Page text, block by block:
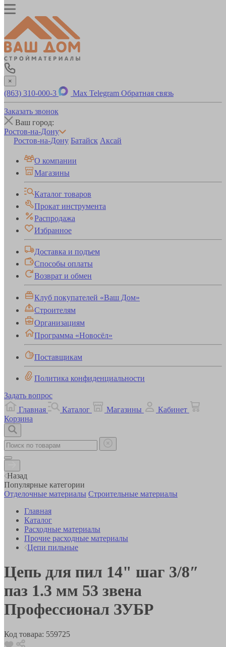
×
(863) 310-000-3 Max Telegram Обратная связь
Заказать звонок
Ваш город:
Ростов-на-Дону
Ростов-на-Дону Батайск Аксай
О компании
Магазины
Каталог товаров
Прокат инструмента
Распродажа
Избранное
Доставка и подъем
Способы оплаты
Возврат и обмен
Клуб покупателей «Ваш Дом»
Строителям
Организациям
Программа «Новосёл»
Поставщикам
Политика конфиденциальности
Задать вопрос
Главная
Каталог Магазины
Кабинет
Корзина
Назад
Популярные категории
Отделочные материалы Строительные материалы
Главная
Каталог
Расходные материалы
Прочие расходные материалы
Цепи пильные
Цепь для пил 14" шаг 3/8″
паз 1.3 мм 53 звена
Профессионал ЗУБР
Код товара: 559725